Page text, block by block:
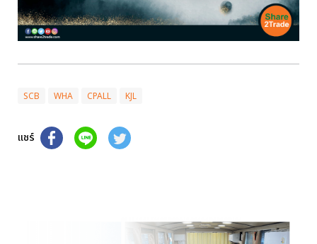
SCB WHA CPALL KJL
แชร์